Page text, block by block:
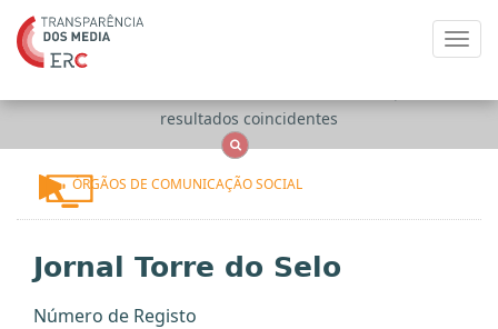
resultados coincidentes
ÓRGÃOS DE COMUNICAÇÃO SOCIAL
Jornal Torre do Selo
Número de Registo